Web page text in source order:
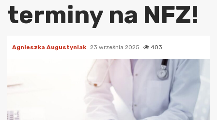
terminy na NFZ!
Agnieszka Augustyniak 23 września 2025 403